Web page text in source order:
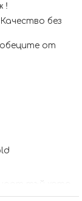
!
без
от
тъй като